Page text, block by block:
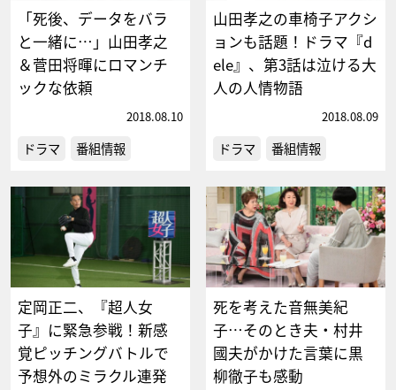
「死後、データをバラ
と一緒に…」山田孝之
＆菅田将暉にロマンチ
ックな依頼
2018.08.10
ドラマ 番組情報
山田孝之の車椅子アクシ
ョンも話題！ドラマ『d
ele』、第3話は泣ける大
人の人情物語
2018.08.09
ドラマ 番組情報
定岡正二、『超人女
子』に緊急参戦！新感
覚ピッチングバトルで
予想外のミラクル連発
死を考えた音無美紀
子…そのとき夫・村井
國夫がかけた言葉に黒
柳徹子も感動